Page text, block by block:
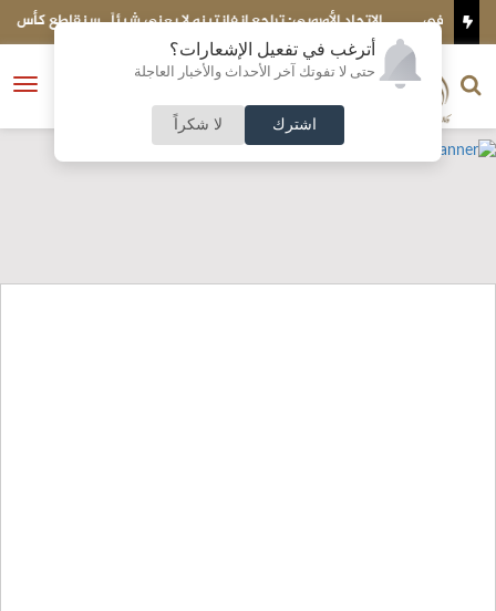
أترغب في تفعيل الإشعارات؟
حتى لا تفوتك آخر الأحداث والأخبار العاجلة
اشترك لا شكراً
الاتحاد الأوروبي: تراجع إنفانتينو لا يعني شيئاً.. سنقاطع كأس العالم
فتح
الناشر و رئيس التحرير
النسخة الكاملة